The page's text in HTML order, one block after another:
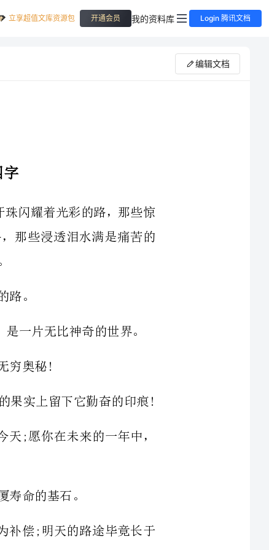
立享超值文库资源包 开通会员 我的资料库 Login 腾讯文档
编辑文档